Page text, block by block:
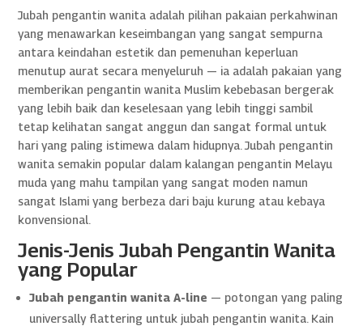
Jubah pengantin wanita adalah pilihan pakaian perkahwinan
yang menawarkan keseimbangan yang sangat sempurna
antara keindahan estetik dan pemenuhan keperluan
menutup aurat secara menyeluruh — ia adalah pakaian yang
memberikan pengantin wanita Muslim kebebasan bergerak
yang lebih baik dan keselesaan yang lebih tinggi sambil
tetap kelihatan sangat anggun dan sangat formal untuk
hari yang paling istimewa dalam hidupnya. Jubah pengantin
wanita semakin popular dalam kalangan pengantin Melayu
muda yang mahu tampilan yang sangat moden namun
sangat Islami yang berbeza dari baju kurung atau kebaya
konvensional.
Jenis-Jenis Jubah Pengantin Wanita
yang Popular
Jubah pengantin wanita A-line — potongan yang paling
universally flattering untuk jubah pengantin wanita. Kain